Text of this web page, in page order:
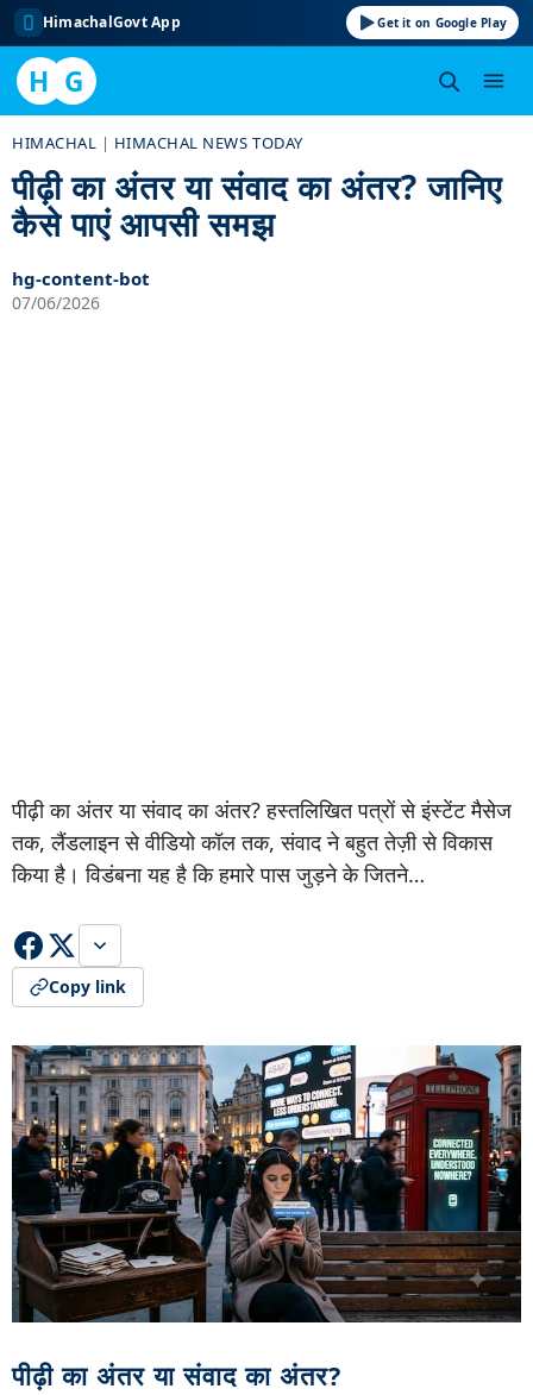
HimachalGovt App Get it on Google Play
H G
content
HIMACHAL | HIMACHAL NEWS TODAY
पीढ़ी का अंतर या संवाद का अंतर? जानिए
कैसे पाएं आपसी समझ
hg-content-bot
07/06/2026
पीढ़ी का अंतर या संवाद का अंतर? हस्तलिखित पत्रों से इंस्टेंट मैसेज
तक, लैंडलाइन से वीडियो कॉल तक, संवाद ने बहुत तेज़ी से विकास
किया है। विडंबना यह है कि हमारे पास जुड़ने के जितने…
Copy link
पीढ़ी का अंतर या संवाद का अंतर?